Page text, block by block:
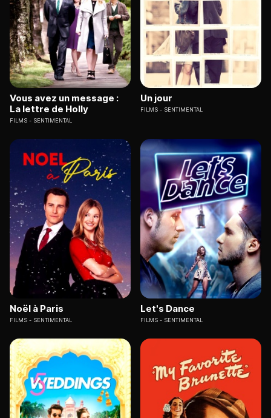
Vous avez un message :
La lettre de Holly
FILMS SENTIMENTAL
Un jour
FILMS SENTIMENTAL
Noël à Paris
FILMS SENTIMENTAL
Let's Dance
FILMS SENTIMENTAL